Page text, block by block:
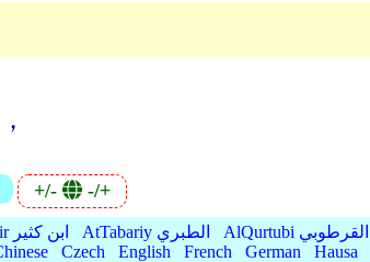
+/- -/+
IbnKathir ابن كثير AtTabariy الطبري AlQurtubi القرطوبي
Czech English French German Hausa